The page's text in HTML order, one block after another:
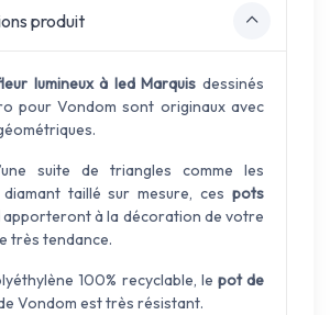
produit
lumineux à led Marquis dessinés
pour Vondom sont originaux avec
suite de triangles comme les
diamant taillé sur mesure, ces pots
apporteront à la décoration de votre
très tendance.
100% recyclable, le pot de
Vondom est très résistant.